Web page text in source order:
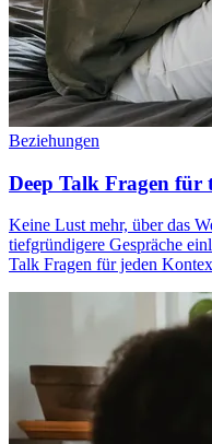
Beziehungen
Deep Talk Fragen für
Keine Lust mehr, über das
tiefgründigere Gespräche
Talk Fragen für jeden